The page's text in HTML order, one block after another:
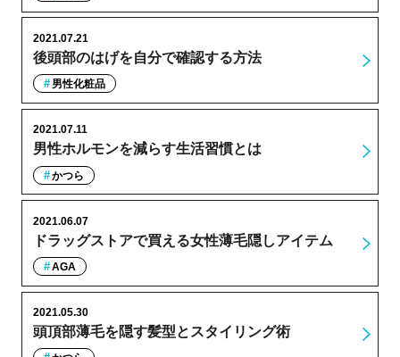
後頭部のはげを自分で確認する方法
2021.07.21
男性化粧品
男性ホルモンを減らす生活習慣とは
2021.07.11
かつら
ドラッグストアで買える女性薄毛隠しアイテム
2021.06.07
AGA
頭頂部薄毛を隠す髪型とスタイリング術
2021.05.30